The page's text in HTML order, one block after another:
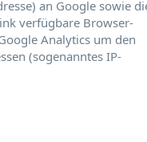
an Google sowie
verfügbare Browser-
Analytics um den
(sogenanntes IP-